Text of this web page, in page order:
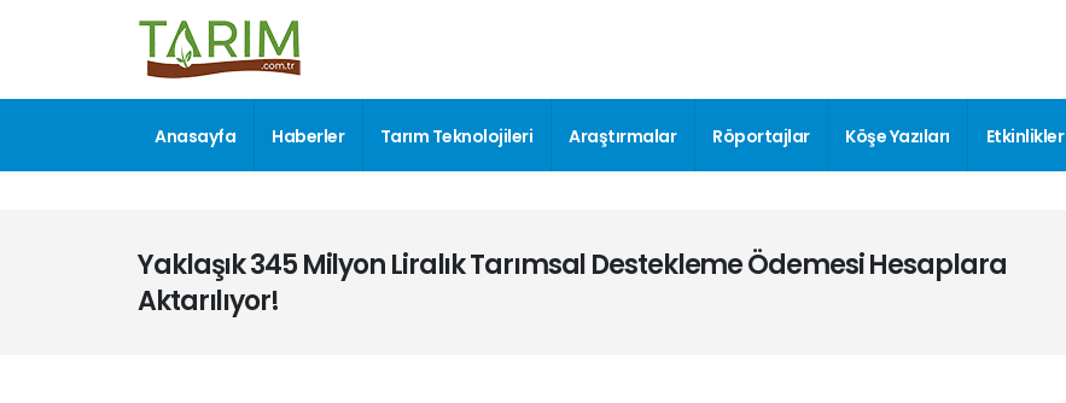
Anasayfa Haberler Tarım Teknolojileri Araştırmalar Röportajlar Köşe Yazıları Etkinlikler
Yaklaşık 345 Milyon Liralık Tarımsal Destekleme Ödemesi Hesaplara
Aktarılıyor!